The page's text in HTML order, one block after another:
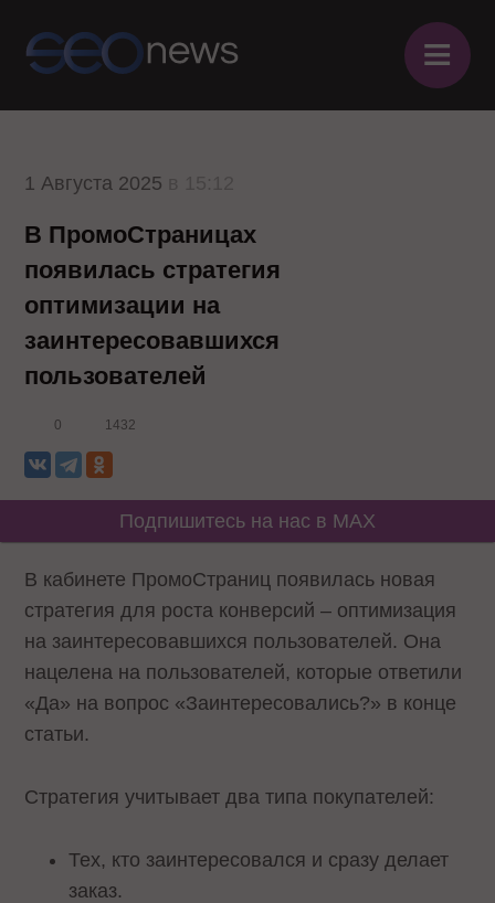
≡
1 Августа 2025
В ПромоСтраницах
появилась стратегия
оптимизации на
заинтересовавшихся
пользователей
0 1432
Подпишитесь на нас в MAX
В кабинете ПромоСтраниц появилась новая
стратегия для роста конверсий – оптимизация
на заинтересовавшихся пользователей. Она
нацелена на пользователей, которые ответили
«Да» на вопрос «Заинтересовались?» в конце
статьи.
Стратегия учитывает два типа покупателей:
Тех, кто заинтересовался и сразу делает
заказ.